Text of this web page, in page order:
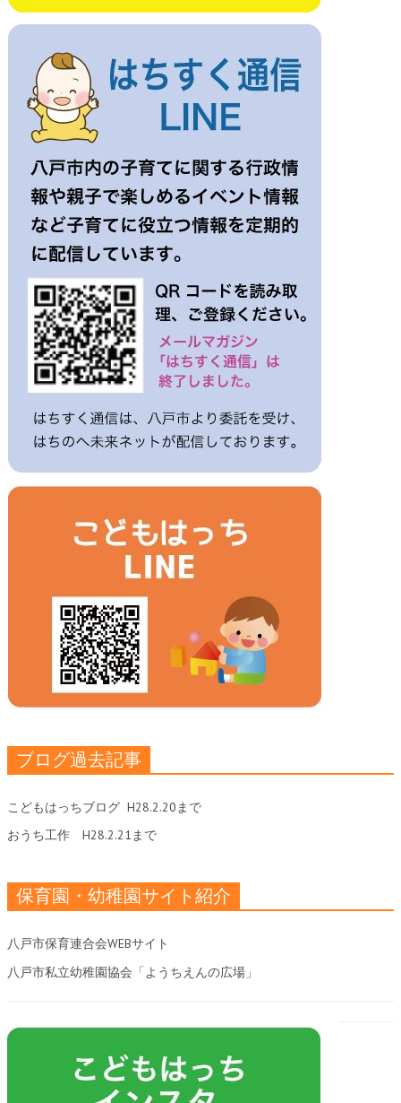
ブログ過去記事
こどもはっちブログ H28.2.20まで
おうち工作 H28.2.21まで
保育園・幼稚園サイト紹介
八戸市保育連合会WEBサイト
八戸市私立幼稚園協会「ようちえんの広場」